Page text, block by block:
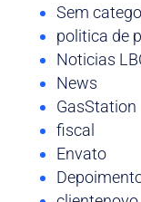
Sem
politica de
Noticias
News
GasStation
fiscal
Envato